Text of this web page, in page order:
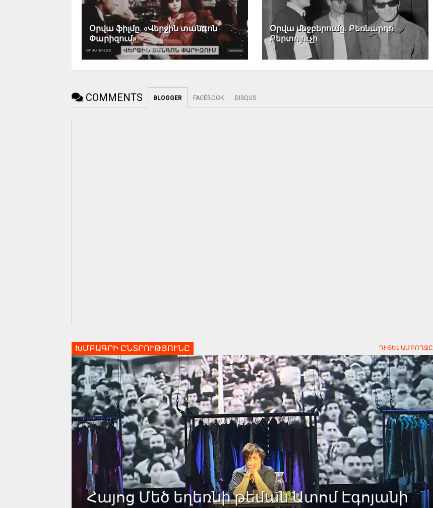
Օրվա ֆիլմը. «Վերջին տանգոն
Փարիզում»
Օրվա մեջբերումը. Բեռնարդո
Բերտոլուչի
COMMENTS BLOGGER FACEBOOK DISQUS
ԽՄԲԱԳՐԻ ԸՆՏՐՈՒԹՅՈՒՆԸ ԴԻՏԵԼ ԱՄԲՈՂՋԸ
Հայոց Մեծ եղեռնի թեման Ատոմ Էգոյանի